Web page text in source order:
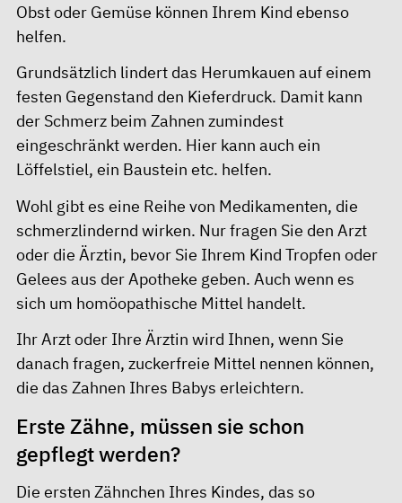
Obst oder Gemüse können Ihrem Kind ebenso
helfen.
Grundsätzlich lindert das Herumkauen auf einem
festen Gegenstand den Kieferdruck. Damit kann
der Schmerz beim Zahnen zumindest
eingeschränkt werden. Hier kann auch ein
Löffelstiel, ein Baustein etc. helfen.
Wohl gibt es eine Reihe von Medikamenten, die
schmerzlindernd wirken. Nur fragen Sie den Arzt
oder die Ärztin, bevor Sie Ihrem Kind Tropfen oder
Gelees aus der Apotheke geben. Auch wenn es
sich um homöopathische Mittel handelt.
Ihr Arzt oder Ihre Ärztin wird Ihnen, wenn Sie
danach fragen, zuckerfreie Mittel nennen können,
die das Zahnen Ihres Babys erleichtern.
Erste Zähne, müssen sie schon
gepflegt werden?
Die ersten Zähnchen Ihres Kindes, das so